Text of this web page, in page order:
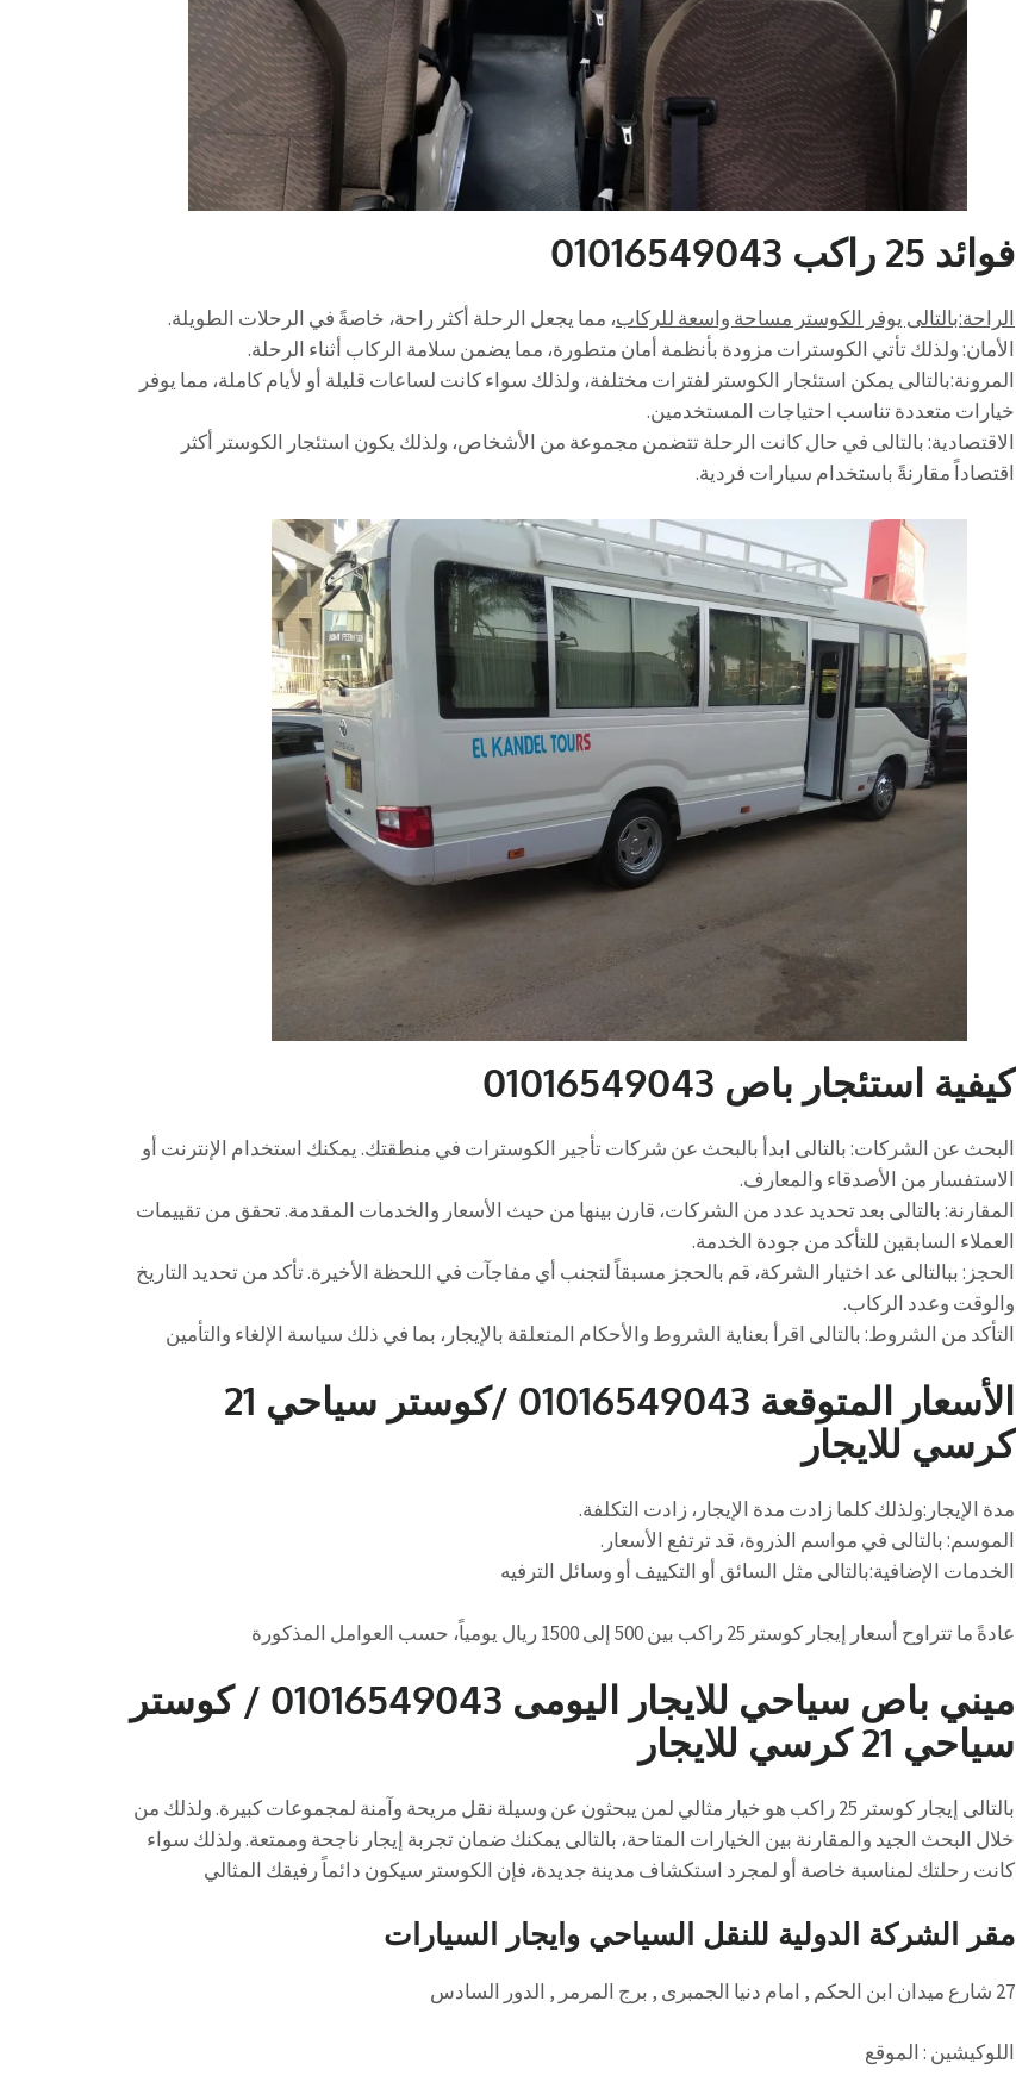
فوائد 25 راكب 01016549043
الراحة:بالتالى يوفر الكوستر مساحة واسعة للركاب، مما يجعل الرحلة أكثر راحة، خاصةً في الرحلات الطويلة.
الأمان: ولذلك تأتي الكوسترات مزودة بأنظمة أمان متطورة، مما يضمن سلامة الركاب أثناء الرحلة.
المرونة:بالتالى يمكن استئجار الكوستر لفترات مختلفة، ولذلك سواء كانت لساعات قليلة أو لأيام كاملة، مما يوفر
خيارات متعددة تناسب احتياجات المستخدمين.
الاقتصادية: بالتالى في حال كانت الرحلة تتضمن مجموعة من الأشخاص، ولذلك يكون استئجار الكوستر أكثر
اقتصاداً مقارنةً باستخدام سيارات فردية.
كيفية استئجار باص 01016549043
البحث عن الشركات: بالتالى ابدأ بالبحث عن شركات تأجير الكوسترات في منطقتك. يمكنك استخدام الإنترنت أو
الاستفسار من الأصدقاء والمعارف.
المقارنة: بالتالى بعد تحديد عدد من الشركات، قارن بينها من حيث الأسعار والخدمات المقدمة. تحقق من تقييمات
العملاء السابقين للتأكد من جودة الخدمة.
الحجز: ببالتالى عد اختيار الشركة، قم بالحجز مسبقاً لتجنب أي مفاجآت في اللحظة الأخيرة. تأكد من تحديد التاريخ
والوقت وعدد الركاب.
التأكد من الشروط: بالتالى اقرأ بعناية الشروط والأحكام المتعلقة بالإيجار، بما في ذلك سياسة الإلغاء والتأمين
الأسعار المتوقعة 01016549043 /كوستر سياحي 21
كرسي للايجار
مدة الإيجار:ولذلك كلما زادت مدة الإيجار، زادت التكلفة.
الموسم: بالتالى في مواسم الذروة، قد ترتفع الأسعار.
الخدمات الإضافية:بالتالى مثل السائق أو التكييف أو وسائل الترفيه
عادةً ما تتراوح أسعار إيجار كوستر 25 راكب بين 500 إلى 1500 ريال يومياً، حسب العوامل المذكورة
ميني باص سياحي للايجار اليومى 01016549043 / كوستر
سياحي 21 كرسي للايجار
بالتالى إيجار كوستر 25 راكب هو خيار مثالي لمن يبحثون عن وسيلة نقل مريحة وآمنة لمجموعات كبيرة. ولذلك من
خلال البحث الجيد والمقارنة بين الخيارات المتاحة، بالتالى يمكنك ضمان تجربة إيجار ناجحة وممتعة. ولذلك سواء
كانت رحلتك لمناسبة خاصة أو لمجرد استكشاف مدينة جديدة، فإن الكوستر سيكون دائماً رفيقك المثالي
مقر الشركة الدولية للنقل السياحي وايجار السيارات
27 شارع ميدان ابن الحكم , امام دنيا الجمبرى , برج المرمر , الدور السادس
اللوكيشين : الموقع